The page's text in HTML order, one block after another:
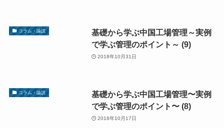
コラム・論説
基礎から学ぶ中国工場管理～実例
で学ぶ管理のポイント～ (9)
2018年10月31日
コラム・論説
基礎から学ぶ中国工場管理〜実例
で学ぶ管理のポイント〜 (8)
2018年10月17日